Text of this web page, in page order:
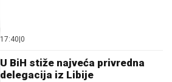
17:40 0
U BiH stiže najveća privredna
delegacija iz Libije